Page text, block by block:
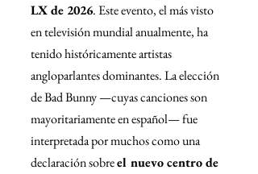
LX de 2026. Este evento, el más visto
en televisión mundial anualmente, ha
tenido históricamente artistas
angloparlantes dominantes. La elección
de Bad Bunny —cuyas canciones son
mayoritariamente en español— fue
interpretada por muchos como una
declaración sobre el nuevo centro de